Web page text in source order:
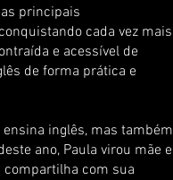
principais
cada vez mais
e acessível de
de forma prática e
inglês, mas também
ano, Paula virou mãe e
compartilha com sua